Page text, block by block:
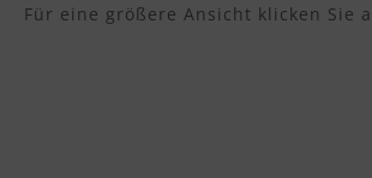
Für eine größere Ansicht klicken Sie